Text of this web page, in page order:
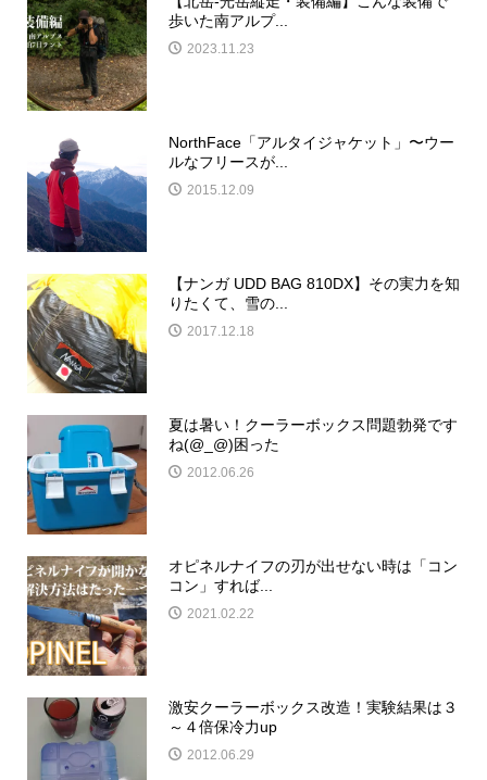
歩いた南アルプ...
2023.11.23
NorthFace「アルタイジャケット」〜ウー
ルなフリースが...
2015.12.09
【ナンガ UDD BAG 810DX】その実力を知
りたくて、雪の...
2017.12.18
夏は暑い！クーラーボックス問題勃発です
ね(@_@)困った
2012.06.26
オピネルナイフの刃が出せない時は「コン
コン」すれば...
2021.02.22
激安クーラーボックス改造！実験結果は３
～４倍保冷力up
2012.06.29